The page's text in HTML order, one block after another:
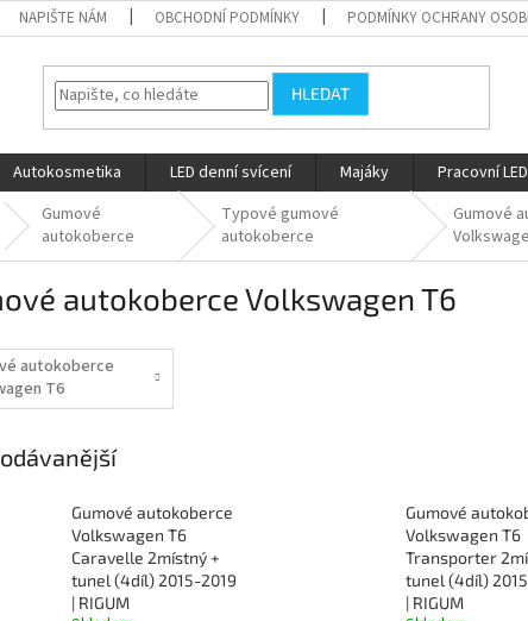
NAPIŠTE NÁM OBCHODNÍ PODMÍNKY PODMÍNKY OCHRANY
HLEDAT
Autokosmetika LED denní svícení Majáky Pracovní
Gumové
autokoberce
Typové gumové
autokoberce
Gumové
autokoberce Volkswagen T6
autokoberce
T6
Gumové autokoberce
Volkswagen T6
Caravelle 2místný +
tunel (4díl) 2015-2019
| RIGUM
Gumové
Volkswagen T6
Transporter
tunel (4díl)
| RIGUM